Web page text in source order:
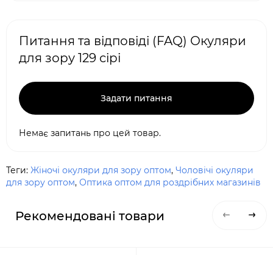
Питання та відповіді (FAQ) Окуляри
для зору 129 сірі
Задати питання
Немає запитань про цей товар.
Теги: Жіночі окуляри для зору оптом, Чоловічі окуляри
для зору оптом, Оптика оптом для роздрібних магазинів
Рекомендовані товари